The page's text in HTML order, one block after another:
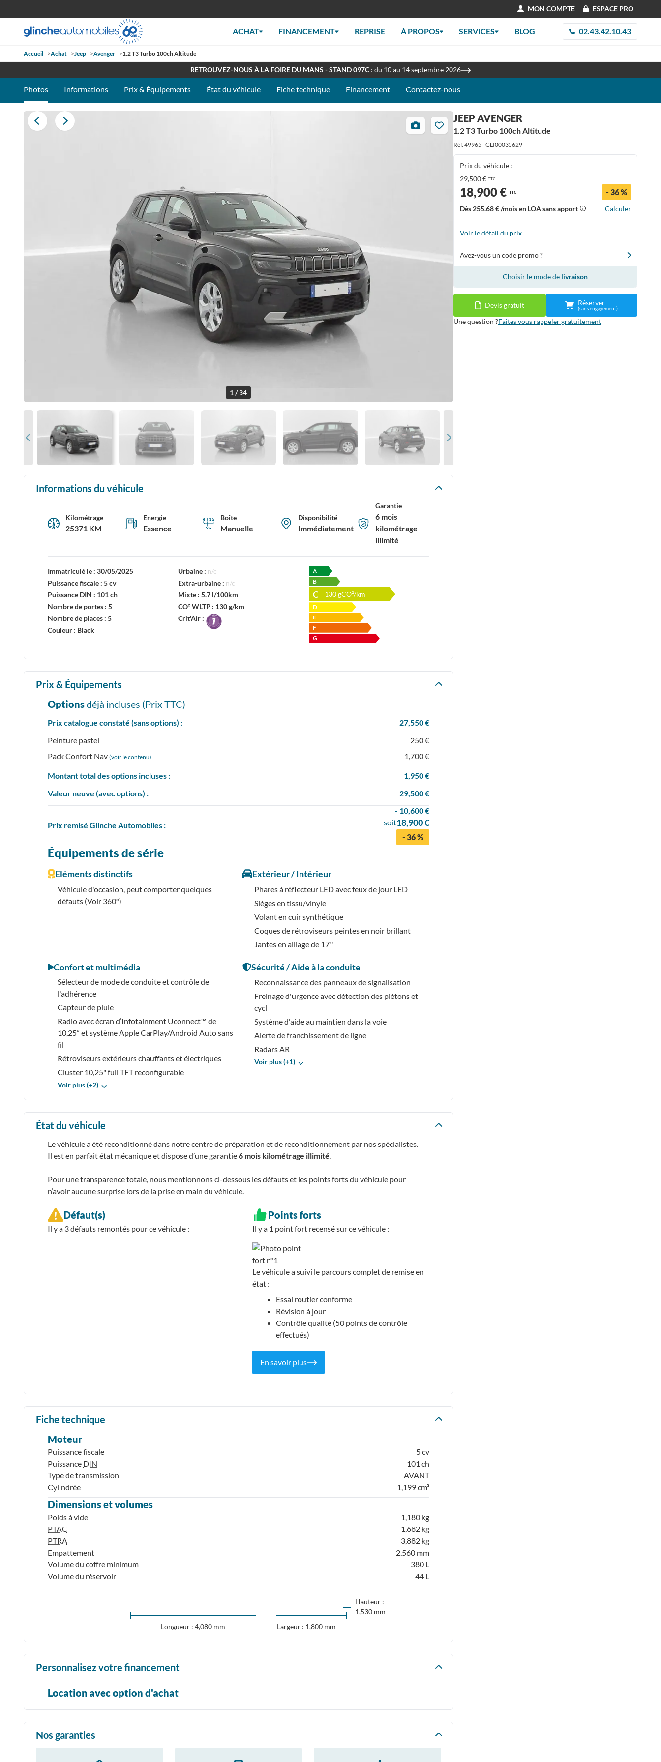
MON COMPTE ESPACE PRO
ACHAT FINANCEMENT REPRISE À PROPOS SERVICES BLOG 02.43.42.10.43
Accueil >Achat >Jeep >Avenger >1.2 T3 Turbo 100ch Altitude
RETROUVEZ-NOUS À LA FOIRE DU MANS - STAND 097C : du 10 au 14 septembre 2026
Photos Informations Prix & Équipements État du véhicule Fiche technique Financement Contactez-nous
34
photos
1 / 34
Informations du véhicule
Kilométrage
25371 KM
Energie
Essence
Boîte
Manuelle
Disponibilité
Immédiatement
Garantie
6 mois
kilométrage
illimité
Immatriculé le : 30/05/2025
Puissance fiscale : 5 cv
Puissance DIN : 101 ch
Nombre de portes : 5
Nombre de places : 5
Couleur : Black
Urbaine : n/c
Extra-urbaine : n/c
Mixte :5.7 l/100km
CO² WLTP : 130 g/km
Crit'Air :
A
B
C 130gCO²/km
D
E
F
G
Prix & Équipements
Optionsdéjà incluses (PrixTTC)
Prix catalogue constaté (sans options) :
27,550 €
Peinture pastel
250 €
Pack Confort Nav (voir le contenu) 1,700 €
Montant total des options incluses :
1,950 €
Valeur neuve (avec options) :
29,500 €
Prix remisé Glinche Automobiles :
- 10,600 €
soit18,900 €
- 36 %
Équipements de série
Eléments distinctifs
Véhicule d'occasion, peut comporter quelques
défauts (Voir 360°)
Extérieur / Intérieur
Phares à réflecteur LED avec feux de jour LED
Sièges en tissu/vinyle
Volant en cuir synthétique
Coques de rétroviseurs peintes en noir brillant
Jantes en alliage de 17''
Confort et multimédia
Sélecteur de mode de conduite et contrôle de
l'adhérence
Capteur de pluie
Radio avec écran d’Infotainment Uconnect™ de
10,25” et système Apple CarPlay/Android Auto sans
fil
Rétroviseurs extérieurs chauffants et électriques
Cluster 10,25" full TFT reconfigurable
Voir plus (+2)
Sécurité / Aide à la conduite
Reconnaissance des panneaux de signalisation
Freinage d'urgence avec détection des piétons et
cycl
Système d'aide au maintien dans la voie
Alerte de franchissement de ligne
Radars AR
Voir plus (+1)
État du véhicule
Le véhicule a été reconditionné dans notre centre de préparation et de reconditionnement par nos spécialistes.
Il est en parfait état mécanique et dispose d’une garantie6 mois kilométrage illimité.
Pour une transparence totale, nous mentionnons ci-dessous les défauts et les points forts du véhicule pour
n’avoir aucune surprise lors de la prise en main du véhicule.
Défaut(s)
Il y a 3défauts remontés pour ce véhicule :
Points forts
Il y a 1 point fort recensésur ce véhicule :
Le véhicule a suivi le parcours complet de remise en
état :
Essai routier conforme
Révision à jour
Contrôle qualité (50 points de contrôle
effectués)
En savoir plus
Fiche technique
Moteur
Puissance fiscale
5 cv
Puissance DIN
101 ch
Type de transmission
AVANT
Cylindrée
1,199 cm³
Dimensions et volumes
Poids à vide
1,180 kg
PTAC
1,682 kg
PTRA
3,882 kg
Empattement
2,560 mm
Volume du coffre minimum
380 L
Volume du réservoir
44 L
Longueur : 4,080 mm
Hauteur :
1,530 mm
Largeur : 1,800 mm
Personnalisez votre financement
Location avec option d'achat
Nos garanties
JEEP AVENGER
1.2 T3 Turbo 100ch Altitude
Réf. 49965 - GLI00035629
Prix du véhicule :
29,500 €TTC
18,900 € TTC - 36 %
Dès 255.68 €/mois en LOA sans apport Calculer
Voir le détail du prix
Avez-vous un code promo ?
Choisir le mode de livraison
Devis gratuit Réserver
(sans engagement)
Une question ?Faites vous rappeler gratuitement